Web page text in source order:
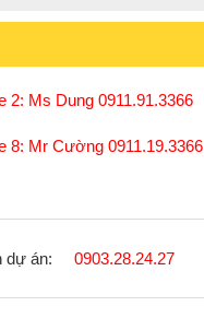
2: Ms Dung 0911.91.3366
8: Mr Cường 0911.19.3366
dự án: 0903.28.24.27